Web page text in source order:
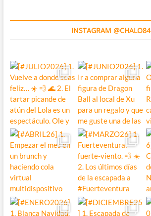
INSTAGRAM @CHALO84